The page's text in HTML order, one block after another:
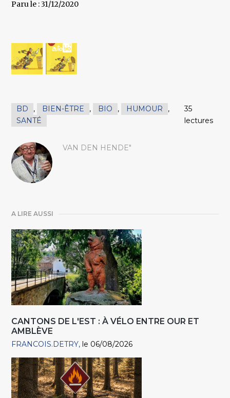
Paru le : 31/12/2020
BD , BIEN-ÊTRE , BIO , HUMOUR
,
SANTÉ
35
lectures
VAN DEN HENDE"
A LIRE AUSSI
CANTONS DE L'EST : À VÉLO ENTRE OUR ET
AMBLÈVE
FRANCOIS.DETRY le 06/08/2026